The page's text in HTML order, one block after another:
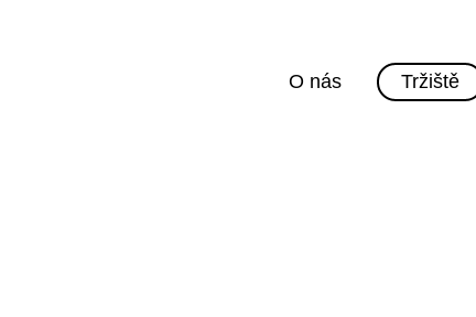
O nás Tržiště